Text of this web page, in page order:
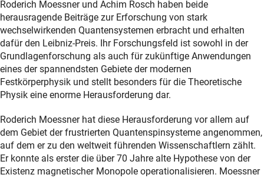
Roderich Moessner und Achim Rosch haben beide
herausragende Beiträge zur Erforschung von stark
wechselwirkenden Quantensystemen erbracht und erhalten
dafür den Leibniz-Preis. Ihr Forschungsfeld ist sowohl in der
Grundlagenforschung als auch für zukünftige Anwendungen
eines der spannendsten Gebiete der modernen
Festkörperphysik und stellt besonders für die Theoretische
Physik eine enorme Herausforderung dar.
Roderich Moessner hat diese Herausforderung vor allem auf
dem Gebiet der frustrierten Quantenspinsysteme angenommen,
auf dem er zu den weltweit führenden Wissenschaftlern zählt.
Er konnte als erster die über 70 Jahre alte Hypothese von der
Existenz magnetischer Monopole operationalisieren. Moessner